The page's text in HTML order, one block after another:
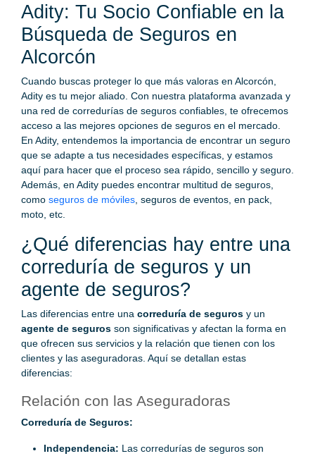
Adity: Tu Socio Confiable en la
Búsqueda de Seguros en
Alcorcón
Cuando buscas proteger lo que más valoras en Alcorcón,
Adity es tu mejor aliado. Con nuestra plataforma avanzada y
una red de corredurías de seguros confiables, te ofrecemos
acceso a las mejores opciones de seguros en el mercado.
En Adity, entendemos la importancia de encontrar un seguro
que se adapte a tus necesidades específicas, y estamos
aquí para hacer que el proceso sea rápido, sencillo y seguro.
Además, en Adity puedes encontrar multitud de seguros,
como seguros de móviles , seguros de eventos, en pack,
moto, etc.
¿Qué diferencias hay entre una
correduría de seguros y un
agente de seguros?
Las diferencias entre una correduría de seguros y un
agente de seguros son significativas y afectan la forma en
que ofrecen sus servicios y la relación que tienen con los
clientes y las aseguradoras. Aquí se detallan estas
diferencias:
Relación con las Aseguradoras
Correduría de Seguros:
Independencia: Las corredurías de seguros son